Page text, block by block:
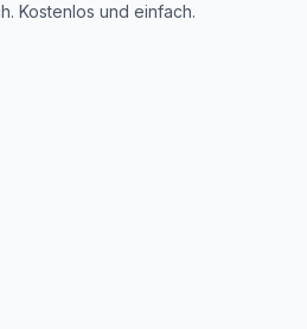
Kostenlos und einfach.